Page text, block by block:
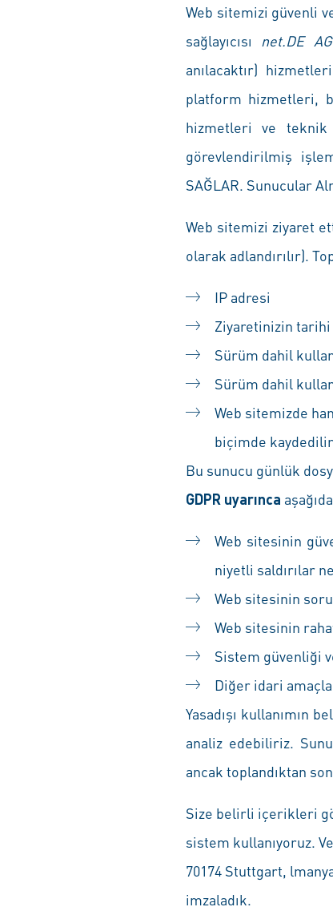
Web sitemizi güvenli
sağlayıcısı net.DE
anılacaktır)
platform hizmetleri,
hizmetleri ve teknik
görevlendirilmiş
SAĞLAR. Sunucular
Web sitemizi ziyaret
olarak adlandırılır).
IP adresi
Ziyaretinizin tarihi
Sürüm dahil
Sürüm dahil
Web sitemizde
biçimde
Bu sunucu günlük
GDPR uyarınca
Web sitesinin
niyetli saldırılar
Web sitesinin
Web sitesinin
Sistem güvenliği
Diğer idari
Yasadışı kullanımın
analiz edebiliriz.
ancak toplandıktan
Size belirli içerikleri
sistem kullanıyoruz.
70174 Stuttgart,
imzaladık.